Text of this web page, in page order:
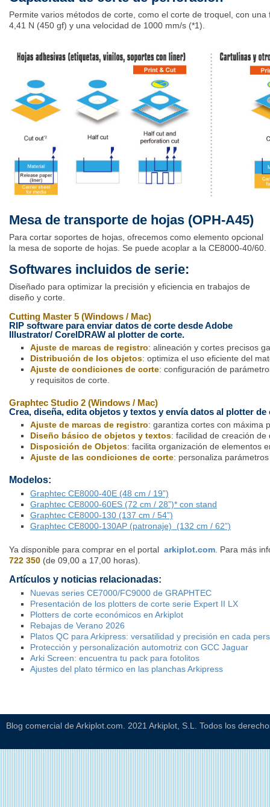
Permite varios métodos de corte, como el corte de troquel, con
4,41 N (450 gf) y una velocidad de 1000 mm/s (*1).
Mesa de transporte de hojas (OPH-A45)
Para cortar soportes de hojas, ofrecemos como elemento opcional
la mesa de soporte de hojas. Se puede acoplar a la CE8000-40/60.
Softwares incluidos de serie:
Diseñado para optimizar la precisión y eficiencia en trabajos de
diseño y corte.
Cutting Master 5 (Windows / Mac)
RIP software para enviar datos de corte desde Adobe
Illustrator/ CorelDRAW al plotter de corte.
Ajuste de marcas de registro: alineación y cortes precisos
Distribución de los objetos: optimiza el uso eficiente del
Ajuste de condiciones de corte: configuración de
y requisitos de corte.
Graphtec Studio 2 (Windows / Mac)
Crea, diseña, edita objetos y textos y envía datos al plotter de
Ajuste de marcas de registro: garantiza cortes con máxima
Diseño básico de objetos y textos: facilidad de creación
Disposición de Objetos: facilita organización de elementos
Ajuste de las condiciones de corte: personaliza
Modelos:
Graphtec CE8000-40E (48 cm / 19”)
Graphtec CE8000-60ES (72 cm / 28”)* con stand
Graphtec CE8000-130 (137 cm / 54”)
Graphtec CE8000-130AP (patronaje) (132 cm / 62”)
Ya disponible para comprar en el portal arkiplot.com. Para más
722 350 (de 09,00 a 17,00 horas).
Artículos y noticias relacionadas:
Nuevas series CE7000/FC9000 de GRAPHTEC
Presentación de los plotters de corte serie Expert II LX
Plotters de corte económicos en Arkiplot
Rebajas de Verano 2026
Platos QC para Arkipress: versatilidad y precisión en cada
Protección y personalización automotriz con GCC Jaguar
Arki Screen: encuentra tu pack para fotolitos
Ajustes del plato térmico en las planchas Arkipress
Blog comercial de Arkiplot.com. 2021 Arkiplot, S.L. Todos los